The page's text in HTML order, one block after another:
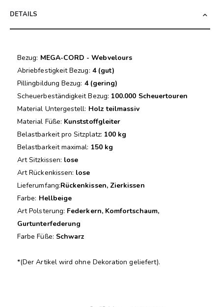
DETAILS
Bezug: MEGA-CORD - Webvelours
Abriebfestigkeit Bezug: 4 (gut)
Pillingbildung Bezug: 4 (gering)
Scheuerbeständigkeit Bezug: 100.000 Scheuertouren
Material Untergestell: Holz teilmassiv
Material Füße: Kunststoffgleiter
Belastbarkeit pro Sitzplatz: 100 kg
Belastbarkeit maximal: 150 kg
Art Sitzkissen: lose
Art Rückenkissen: lose
Lieferumfang:Rückenkissen, Zierkissen
Farbe: Hellbeige
Art Polsterung: Federkern, Komfortschaum,
Gurtunterfederung
Farbe Füße: Schwarz
*(Der Artikel wird ohne Dekoration geliefert).